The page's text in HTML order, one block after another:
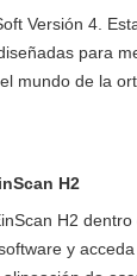
Versión 4.
para
mundo de la
H2
H2
y